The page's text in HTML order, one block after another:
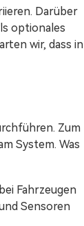
Darüber
optionales
wir, dass in
Zum
System. Was
Fahrzeugen
Sensoren